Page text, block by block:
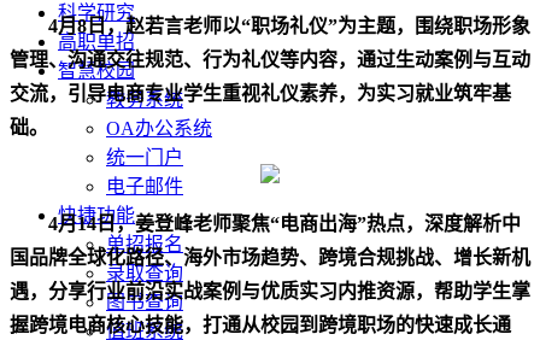
科学研究
高职单招
智慧校园
教务系统
OA办公系统
统一门户
电子邮件
快捷功能
单招报名
录取查询
图书查询
值班系统
4月8日，赵若言老师以“职场礼仪”为主题，围绕职场形象
管理、沟通交往规范、行为礼仪等内容，通过生动案例与互动
交流，引导电商专业学生重视礼仪素养，为实习就业筑牢基
础。
4月14日，姜登峰老师聚焦“电商出海”热点，深度解析中
国品牌全球化路径、海外市场趋势、跨境合规挑战、增长新机
遇，分享行业前沿实战案例与优质实习内推资源，帮助学生掌
握跨境电商核心技能，打通从校园到跨境职场的快速成长通